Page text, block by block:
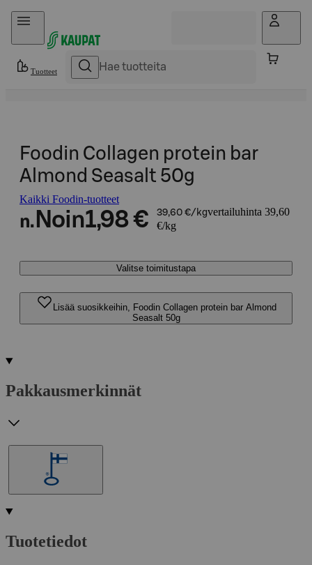
Hyppää sisältöön
Tuotteet
Foodin Collagen protein bar
Almond Seasalt 50g
Kaikki Foodin-tuotteet
n. Noin1,98 € 39,60 €/kgvertailuhinta 39,60
€/kg
Valitse toimitustapa
Lisää suosikkeihin, Foodin Collagen protein bar Almond
Seasalt 50g
Pakkausmerkinnät
Tuotetiedot